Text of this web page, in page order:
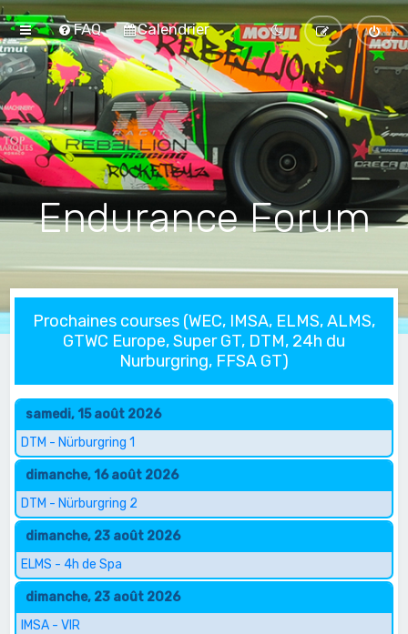
FAQ Calendrier
Endurance Forum
Prochaines courses (WEC, IMSA, ELMS, ALMS,
GTWC Europe, Super GT, DTM, 24h du
Nurburgring, FFSA GT)
samedi, 15 août 2026
DTM - Nürburgring 1
dimanche, 16 août 2026
DTM - Nürburgring 2
dimanche, 23 août 2026
ELMS - 4h de Spa
dimanche, 23 août 2026
IMSA - VIR